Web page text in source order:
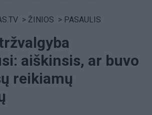
> ŽINIOS > PASAULIS
aiškinsis, ar buvo
reikiamų